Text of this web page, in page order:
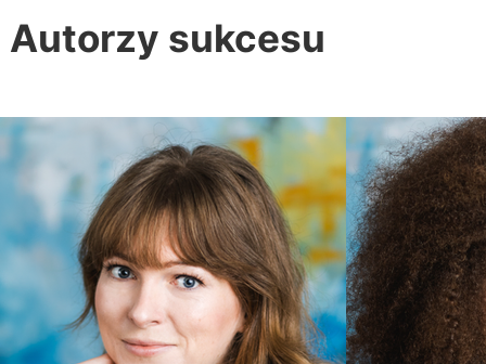
Autorzy sukcesu